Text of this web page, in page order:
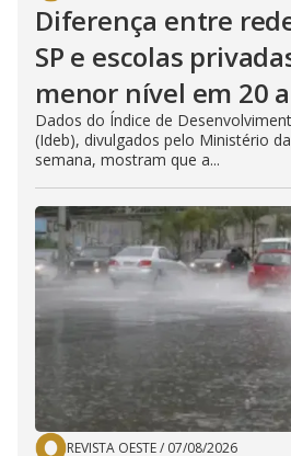
Diferença entre
SP e escolas
menor nível em 20
Dados do Índice de
(Ideb), divulgados pelo Ministério
semana, mostram que a...
REVISTA OESTE/ 07/08/2026